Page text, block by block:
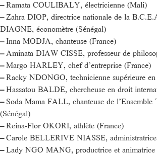
–Ramata COULIBALY, électricienne (Mali)
–Zahra DIOP, directrice nationale de la
DIAGNE, économètre (Sénégal)
–Inna MODJA, chanteuse (France)
–Aminata DIAW CISSE, professeur de
–Margo HARLEY, chef d’entreprise (France)
–Racky NDONGO, technicienne supérieure en
–Hassatou BALDE, chercheuse en droit
–Soda Mama FALL, chanteuse de
(Sénégal)
–Reina-Flor OKORI, athlète (France)
–Carole BELLERIVE NIASSE, administratrice
–Lady NGO MANG, productrice et animatrice